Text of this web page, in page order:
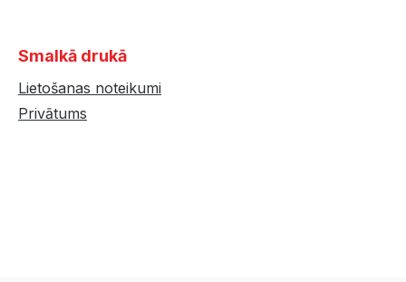
Smalkā drukā
Lietošanas noteikumi
Privātums